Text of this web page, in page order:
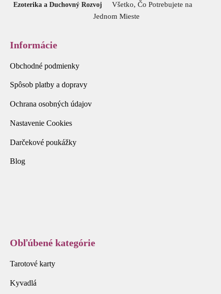
Ezoterika a Duchovný Rozvoj
Všetko, Čo Potrebujete na
Jednom Mieste
Informácie
Obchodné podmienky
Spôsob platby a dopravy
Ochrana osobných údajov
Nastavenie Cookies
Darčekové poukážky
Blog
Obľúbené kategórie
Tarotové karty
Kyvadlá